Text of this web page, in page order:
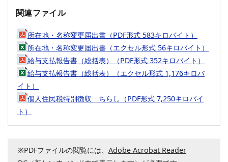
関連ファイル
所在地・名称変更届出書（PDF形式 583キロバイト）
所在地・名称変更届出書（エクセル形式 56キロバイト）
給与支払報告書（総括表）（PDF形式 352キロバイト）
給与支払報告書（総括表）（エクセル形式 1,176キロバ
イト）
個人住民税特別徴収 ちらし（PDF形式 7,250キロバイ
ト）
※PDFファイルの閲覧には、 Adobe Acrobat Reader